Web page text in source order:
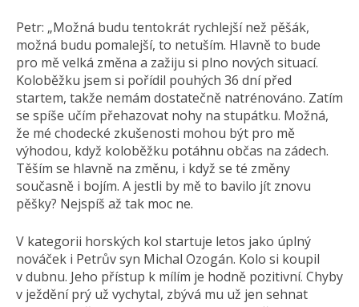
Petr: „Možná budu tentokrát rychlejší než pěšák,
možná budu pomalejší, to netuším. Hlavně to bude
pro mě velká změna a zažiju si plno nových situací.
Koloběžku jsem si pořídil pouhých 36 dní před
startem, takže nemám dostatečně natrénováno. Zatím
se spíše učím přehazovat nohy na stupátku. Možná,
že mé chodecké zkušenosti mohou být pro mě
výhodou, když koloběžku potáhnu občas na zádech.
Těším se hlavně na změnu, i když se té změny
současně i bojím. A jestli by mě to bavilo jít znovu
pěšky? Nejspíš až tak moc ne.
V kategorii horských kol startuje letos jako úplný
nováček i Petrův syn Michal Ozogán. Kolo si koupil
v dubnu. Jeho přístup k mílím je hodně pozitivní. Chyby
v ježdění prý už vychytal, zbývá mu už jen sehnat